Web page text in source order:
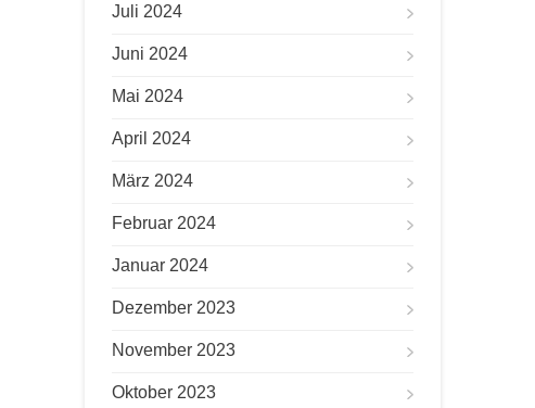
Juli 2024
Juni 2024
Mai 2024
April 2024
März 2024
Februar 2024
Januar 2024
Dezember 2023
November 2023
Oktober 2023